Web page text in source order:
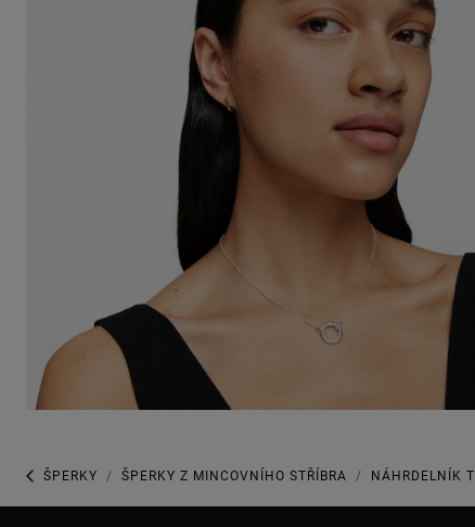
ŠPERKY ŠPERKY Z MINCOVNÍHO STŘÍBRA NÁHRDELNÍK